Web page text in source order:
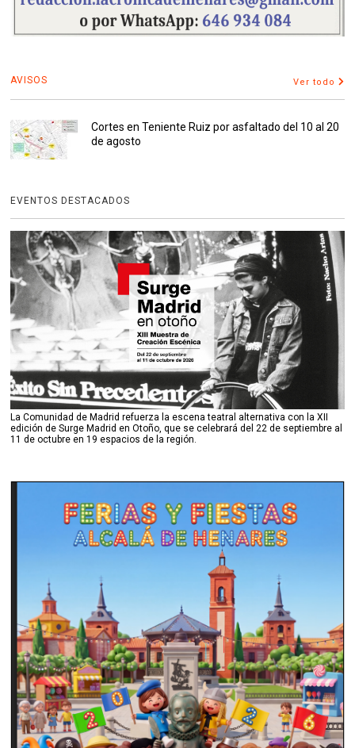
AVISOS Ver todo
Cortes en Teniente Ruiz por asfaltado del 10 al 20
de agosto
EVENTOS DESTACADOS
La Comunidad de Madrid refuerza la escena teatral alternativa con la XII
edición de Surge Madrid en Otoño, que se celebrará del 22 de septiembre al
11 de octubre en 19 espacios de la región.